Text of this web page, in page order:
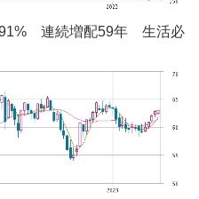
連続増配59年 生活必